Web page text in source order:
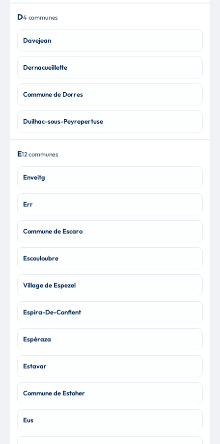
D4 communes
Davejean
Dernacueillette
Commune de Dorres
Duilhac-sous-Peyrepertuse
E12 communes
Enveitg
Err
Commune de Escaro
Escouloubre
Village de Espezel
Espira-De-Conflent
Espéraza
Estavar
Commune de Estoher
Eus